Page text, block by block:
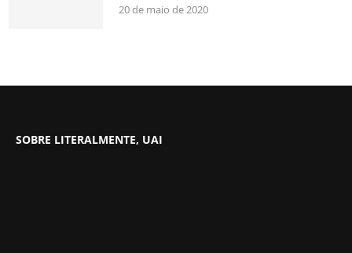
20 de maio de 2020
SOBRE LITERALMENTE, UAI